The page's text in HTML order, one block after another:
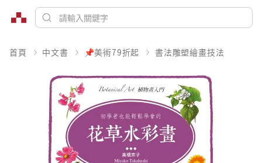
首頁 中文書 📌美術79折起 書法雕塑繪畫技法